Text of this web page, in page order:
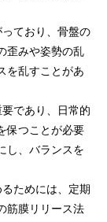
ており、骨盤の
歪みや姿勢の乱
を乱すことがあ
であり、日常的
保つことが必要
し、バランスを
ためには、定期
筋膜リリース法